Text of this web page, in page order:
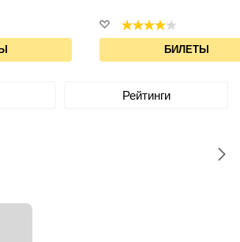
Рейтинги
БИЛЕТЫ